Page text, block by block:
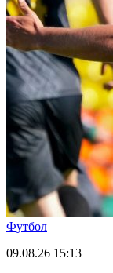
Футбол
09.08.26 15:13